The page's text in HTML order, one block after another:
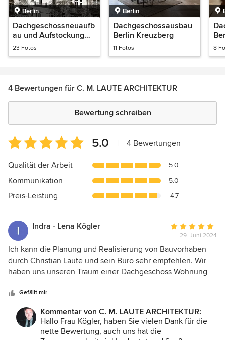
Berlin
Dachgeschossneuaufb
au und Aufstockung
Berlin Charlottenburg
23 Fotos
Berlin
Dachgeschossausbau
Berlin Kreuzberg
11 Fotos 8
4 Bewertungen für C. M. LAUTE ARCHITEKTUR
Bewertung schreiben
Durchschnittliche
Bewertung:
5
5
Sternen
5.0 4 Bewertungen
Qualität der Arbeit 5.0
Kommunikation 5.0
Preis-Leistung 4.7
Indra - Lena Kögler
Bewertung:
5
von
5
29. Juni 2024
Ich kann die Planung und Realisierung von Bauvorhaben
durch Christian Laute und sein Büro sehr empfehlen. Wir
haben uns unseren Traum einer Dachgeschoss Wohnung
City. Und Herr Laute hat uns sicher und zuverlässig durch
den ganzen Prozess geführt. Uns haben seine Ideen und
Vorschläge sehr begeistert. Das Beste ist, das er auch in
Bezug auf die Kosten in unserem Projekt, zuverlässige
Aussagen getroffen hat, sodass wir heute tatsächlich die
Gefällt mir
Kommentar von C. M. LAUTE ARCHITEKTUR:
Hallo Frau Kögler, haben Sie vielen Dank für die
nette Bewertung, auch uns hat die